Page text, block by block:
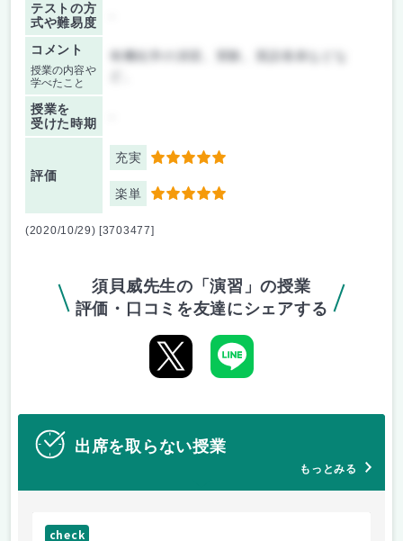
テストの方
式や難易度
コメント
授業の内容や
学べたこと
有機化学の演習。実験。英語発表などな
授業を
受けた時期
評価
充実 5
楽単 5
(2020/10/29) [3703477]
須貝威先生の「演習」の授業
評価・口コミを友達にシェアする
出席を取らない授業
もっとみる
check